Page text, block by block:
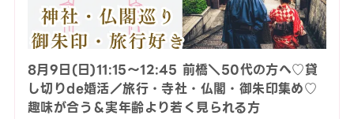
8月9日(日)11:15〜12:45 前橋＼50代の方へ♡貸
し切りde婚活／旅行・寺社・仏閣・御朱印集め♡
趣味が合う＆実年齢より若く見られる方